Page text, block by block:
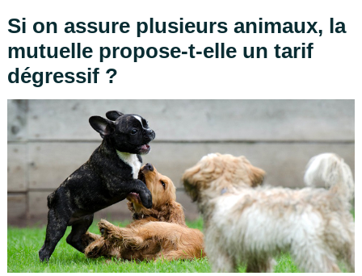
Si on assure plusieurs animaux, la
mutuelle propose-t-elle un tarif
dégressif ?